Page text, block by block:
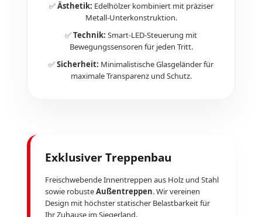
✅Ästhetik: Edelhölzer kombiniert mit präziser
Metall-Unterkonstruktion.
✅Technik: Smart-LED-Steuerung mit
Bewegungssensoren für jeden Tritt.
✅Sicherheit: Minimalistische Glasgeländer für
maximale Transparenz und Schutz.
Exklusiver Treppenbau
Freischwebende Innentreppen aus Holz und Stahl
sowie robusteAußentreppen. Wir vereinen
Design mit höchster statischer Belastbarkeit für
Ihr Zuhause im Siegerland.